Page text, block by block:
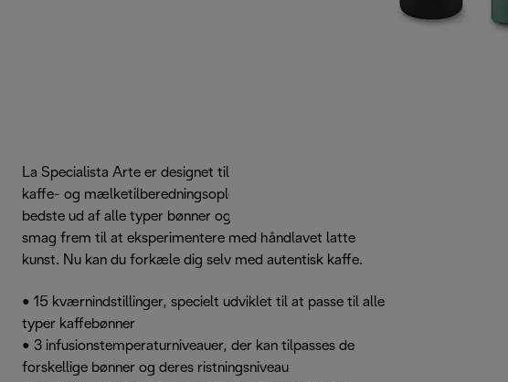
La Specialista Arte er designet til at forbedre enhver
kaffe- og mælketilberedningsoplevelse, fra at få det
bedste ud af alle typer bønner og få deres aromatiske
smag frem til at eksperimentere med håndlavet latte
kunst. Nu kan du forkæle dig selv med autentisk kaffe.
• 15 kværnindstillinger, specielt udviklet til at passe til alle
typer kaffebønner
• 3 infusionstemperaturniveauer, der kan tilpasses de
forskellige bønner og deres ristningsniveau